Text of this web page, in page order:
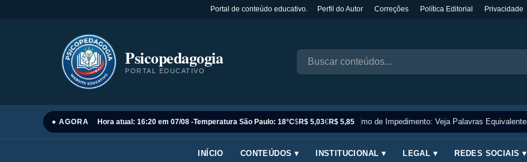
Portal de conteúdo educativo. Perfil do Autor Correções Política Editorial Privacidade
Psicopedagogia
PORTAL EDUCATIVO
● AGORA Hora atual: 16:20 em 07/08 -Temperatura São Paulo: 18°C$R$ 5,03€R$ 5,85
Sinônimo de Impedimento: Veja Palavras Equivalentes
INÍCIO CONTEÚDOS ▾ INSTITUCIONAL ▾ LEGAL ▾ REDES SOCIAIS ▾